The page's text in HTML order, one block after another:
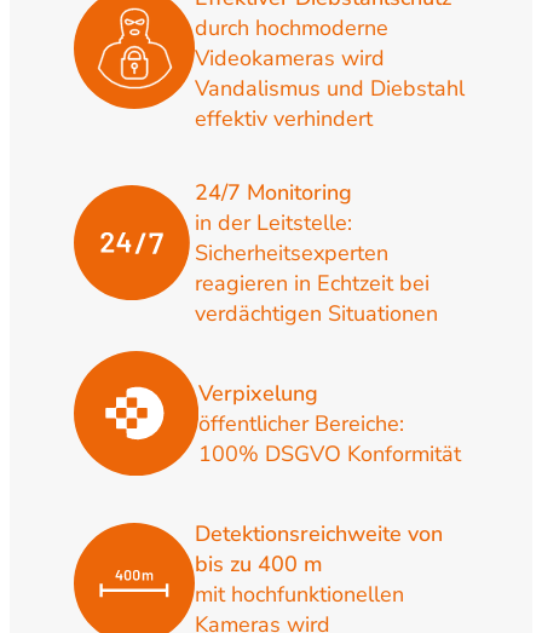
durch hochmoderne
Videokameras wird
Vandalismus und Diebstahl
effektiv verhindert
24/7 Monitoring
in der Leitstelle:
Sicherheitsexperten
reagieren in Echtzeit bei
verdächtigen Situationen
Verpixelung
öffentlicher Bereiche:
100% DSGVO Konformität
Detektionsreichweite von
bis zu 400 m
mit hochfunktionellen
Kameras wird